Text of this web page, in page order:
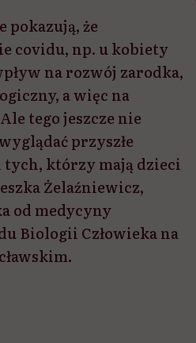
pokazują, że
covidu, np. u kobiety
na rozwój zarodka,
a więc na
tego jeszcze nie
przyszłe
tych, którzy mają dzieci
Żelaźniewicz,
od medycyny
Biologii Człowieka na